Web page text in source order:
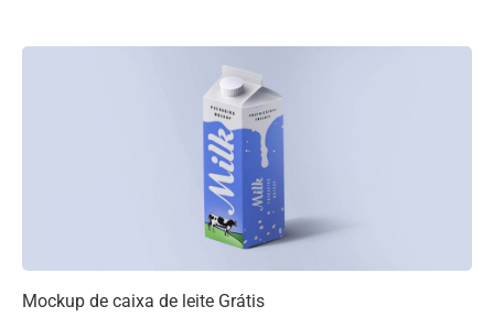
Mockup de caixa de leite Grátis